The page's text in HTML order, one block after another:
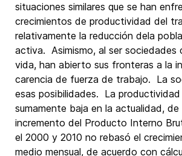
situaciones similares que se han
crecimientos de productividad del
relativamente la reducción dela
activa. Asimismo, al ser sociedades
vida, han abierto sus fronteras a la
carencia de fuerza de trabajo. La
esas posibilidades. La
sumamente baja en la actualidad, de
incremento del Producto Interno
el 2000 y 2010 no rebasó el
medio mensual, de acuerdo con